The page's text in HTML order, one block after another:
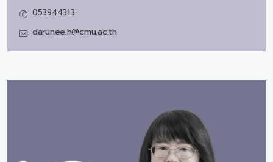
053944313
darunee.h@cmu.ac.th